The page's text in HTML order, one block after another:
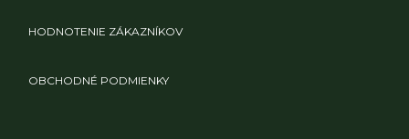
HODNOTENIE ZÁKAZNÍKOV
OBCHODNÉ PODMIENKY